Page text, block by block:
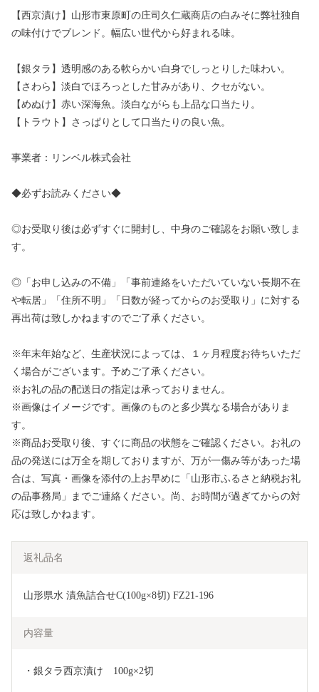
【西京漬け】山形市東原町の庄司久仁蔵商店の白みそに弊社独自
の味付けでブレンド。幅広い世代から好まれる味。
【銀タラ】透明感のある軟らかい白身でしっとりした味わい。
【さわら】淡白でほろっとした甘みがあり、クセがない。
【めぬけ】赤い深海魚。淡白ながらも上品な口当たり。
【トラウト】さっぱりとして口当たりの良い魚。
事業者：リンベル株式会社
◆必ずお読みください◆
◎お受取り後は必ずすぐに開封し、中身のご確認をお願い致しま
す。
◎「お申し込みの不備」「事前連絡をいただいていない長期不在
や転居」「住所不明」「日数が経ってからのお受取り」に対する
再出荷は致しかねますのでご了承ください。
※年末年始など、生産状況によっては、１ヶ月程度お待ちいただ
く場合がございます。予めご了承ください。
※お礼の品の配送日の指定は承っておりません。
※画像はイメージです。画像のものと多少異なる場合がありま
す。
※商品お受取り後、すぐに商品の状態をご確認ください。お礼の
品の発送には万全を期しておりますが、万が一傷み等があった場
合は、写真・画像を添付の上お早めに「山形市ふるさと納税お礼
の品事務局」までご連絡ください。尚、お時間が過ぎてからの対
応は致しかねます。
返礼品名
山形県水 漬魚詰合せC(100g×8切) FZ21-196
内容量
・銀タラ西京漬け　100g×2切